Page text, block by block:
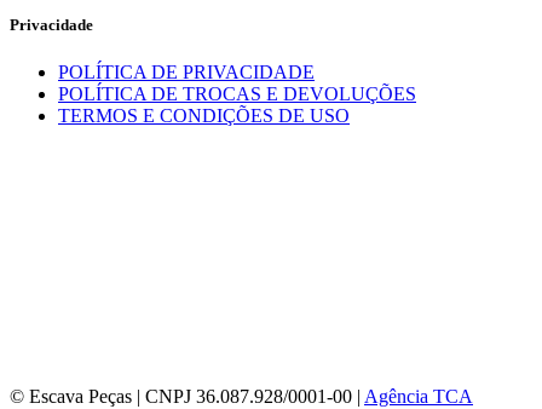
Privacidade
POLÍTICA DE PRIVACIDADE
POLÍTICA DE TROCAS E DEVOLUÇÕES
TERMOS E CONDIÇÕES DE USO
© Escava Peças | CNPJ 36.087.928/0001-00 | Agência TCA